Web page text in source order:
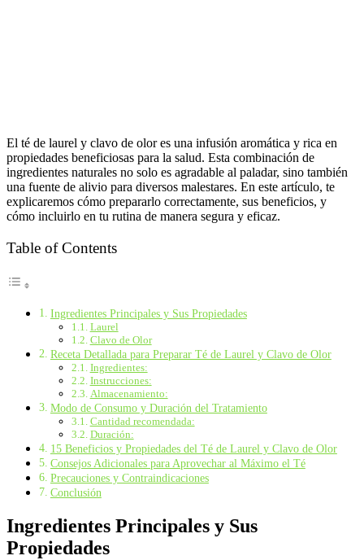
El té de laurel y clavo de olor es una infusión aromática y rica en
propiedades beneficiosas para la salud. Esta combinación de
ingredientes naturales no solo es agradable al paladar, sino también
una fuente de alivio para diversos malestares. En este artículo, te
explicaremos cómo prepararlo correctamente, sus beneficios, y
cómo incluirlo en tu rutina de manera segura y eficaz.
Table of Contents
Ingredientes Principales y Sus Propiedades
Laurel
Clavo de Olor
Receta Detallada para Preparar Té de Laurel y Clavo de Olor
Ingredientes:
Instrucciones:
Almacenamiento:
Modo de Consumo y Duración del Tratamiento
Cantidad recomendada:
Duración:
15 Beneficios y Propiedades del Té de Laurel y Clavo de Olor
Consejos Adicionales para Aprovechar al Máximo el Té
Precauciones y Contraindicaciones
Conclusión
Ingredientes Principales y Sus
Propiedades